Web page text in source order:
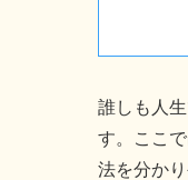
誰しも人
す。ここ
法を分か